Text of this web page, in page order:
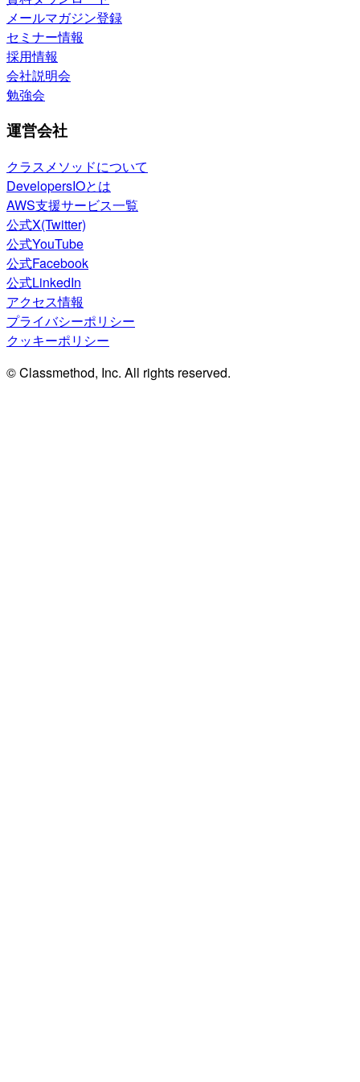
メールマガジン登録
セミナー情報
採用情報
会社説明会
勉強会
運営会社
クラスメソッドについて
DevelopersIOとは
AWS支援サービス一覧
公式X(Twitter)
公式YouTube
公式Facebook
公式LinkedIn
アクセス情報
プライバシーポリシー
クッキーポリシー
© Classmethod, Inc. All rights reserved.